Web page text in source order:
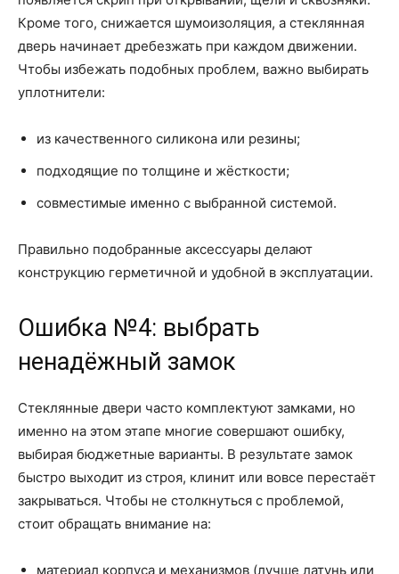
Кроме того, снижается шумоизоляция, а стеклянная
дверь начинает дребезжать при каждом движении.
Чтобы избежать подобных проблем, важно выбирать
уплотнители:
из качественного силикона или резины;
подходящие по толщине и жёсткости;
совместимые именно с выбранной системой.
Правильно подобранные аксессуары делают
конструкцию герметичной и удобной в эксплуатации.
Ошибка №4: выбрать
ненадёжный замок
Стеклянные двери часто комплектуют замками, но
именно на этом этапе многие совершают ошибку,
выбирая бюджетные варианты. В результате замок
быстро выходит из строя, клинит или вовсе перестаёт
закрываться. Чтобы не столкнуться с проблемой,
стоит обращать внимание на:
материал корпуса и механизмов (лучше латунь или